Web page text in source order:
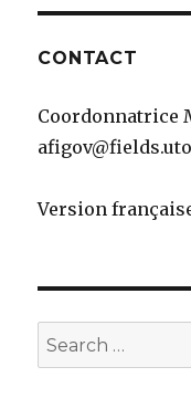
CONTACT
Coordonnatrice
Version
Search
for: